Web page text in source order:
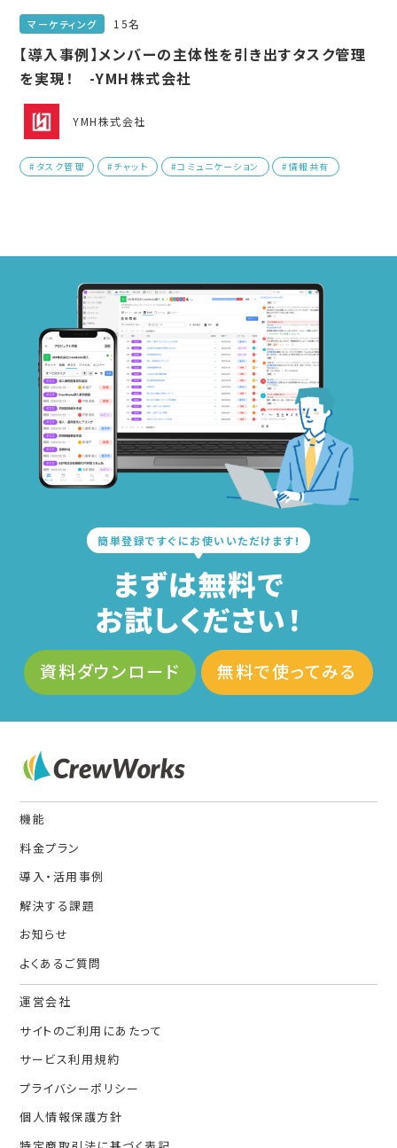
マーケティング 15名
【導入事例】メンバーの主体性を引き出すタスク管理
を実現！ -YMH株式会社
YMH株式会社
#タスク管理 #チャット #コミュニケーション #情報共有
簡単登録ですぐにお使いいただけます!
まずは無料で
お試しください！
資料ダウンロード 無料で使ってみる
機能
料金プラン
導入・活用事例
解決する課題
お知らせ
よくあるご質問
運営会社
サイトのご利用にあたって
サービス利用規約
プライバシーポリシー
個人情報保護方針